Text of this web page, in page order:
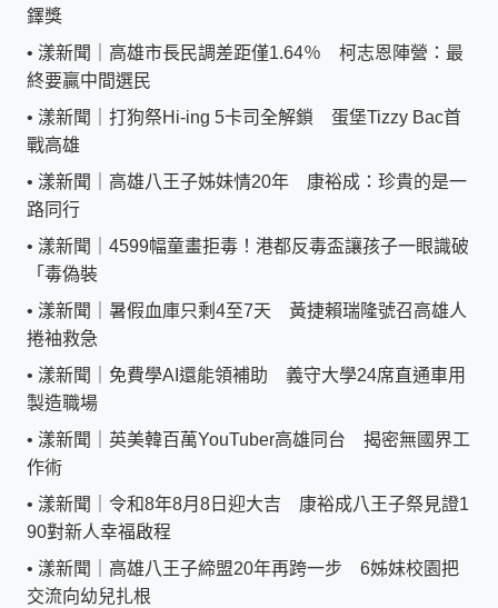
鐸獎
• 漾新聞｜高雄市長民調差距僅1.64％ 柯志恩陣營：最
終要贏中間選民
• 漾新聞｜打狗祭Hi-ing 5卡司全解鎖 蛋堡Tizzy Bac首
戰高雄
• 漾新聞｜高雄八王子姊妹情20年 康裕成：珍貴的是一
路同行
• 漾新聞｜4599幅童畫拒毒！港都反毒盃讓孩子一眼識破
「毒偽裝
• 漾新聞｜暑假血庫只剩4至7天 黃捷賴瑞隆號召高雄人
捲袖救急
• 漾新聞｜免費學AI還能領補助 義守大學24席直通車用
製造職場
• 漾新聞｜英美韓百萬YouTuber高雄同台 揭密無國界工
作術
• 漾新聞｜令和8年8月8日迎大吉 康裕成八王子祭見證1
90對新人幸福啟程
• 漾新聞｜高雄八王子締盟20年再跨一步 6姊妹校園把
交流向幼兒扎根